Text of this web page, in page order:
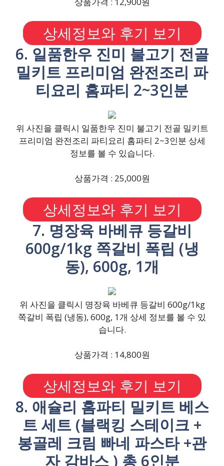
상세정보와 후기 보기
6. 일품한우 진미 불고기 전골
밀키트 프리미엄 완전조리 파
티요리 홈파티 2~3인분
위 사진을 클릭시 일품한우 진미 불고기 전골 밀키트
프리미엄 완전조리 파티요리 홈파티 2~3인분 상세
정보를 볼 수 있습니다.
상품가격 : 25,000원
상세정보와 후기 보기
7. 명장육 바베큐 등갈비
600g/1kg 쪽갈비 폭립 (냉
동), 600g, 1개
위 사진을 클릭시 명장육 바베큐 등갈비 600g/1kg
쪽갈비 폭립 (냉동), 600g, 1개 상세 정보를 볼 수 있
습니다.
상품가격 : 14,800원
상세정보와 후기 보기
8. 애슐리 홈파티 밀키트 베스
트 세트 (블랙킹 스테이크 +
봉골레 크림 빠네 파스타 +관
자 감바스 ) 총 6인분